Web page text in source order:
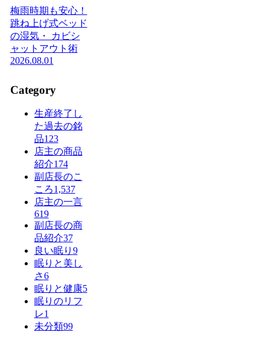
梅雨時期も安心！
跳ね上げ式ベッド
の湿気・ カビシ
ャットアウト術
2026.08.01
Category
生産終了し
た過去の銘
品123
店主の商品
紹介174
副店長のこ
ころ1,537
店主の一言
619
副店長の商
品紹介37
良い眠り 9
眠りと美し
さ6
眠りと健康5
眠りのリフ
レ1
未分類99